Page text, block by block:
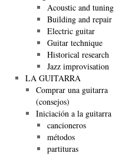
Acoustic and tuning
Building and repair
Electric guitar
Guitar technique
Historical research
Jazz improvisation
LA GUITARRA
Comprar una guitarra
(consejos)
Iniciación a la guitarra
cancioneros
métodos
partituras